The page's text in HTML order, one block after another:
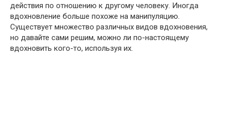
действия по отношению к другому человеку. Иногда
вдохновление больше похоже на манипуляцию.
Существует множество различных видов вдохновения,
но давайте сами решим, можно ли по-настоящему
вдохновить кого-то, используя их.